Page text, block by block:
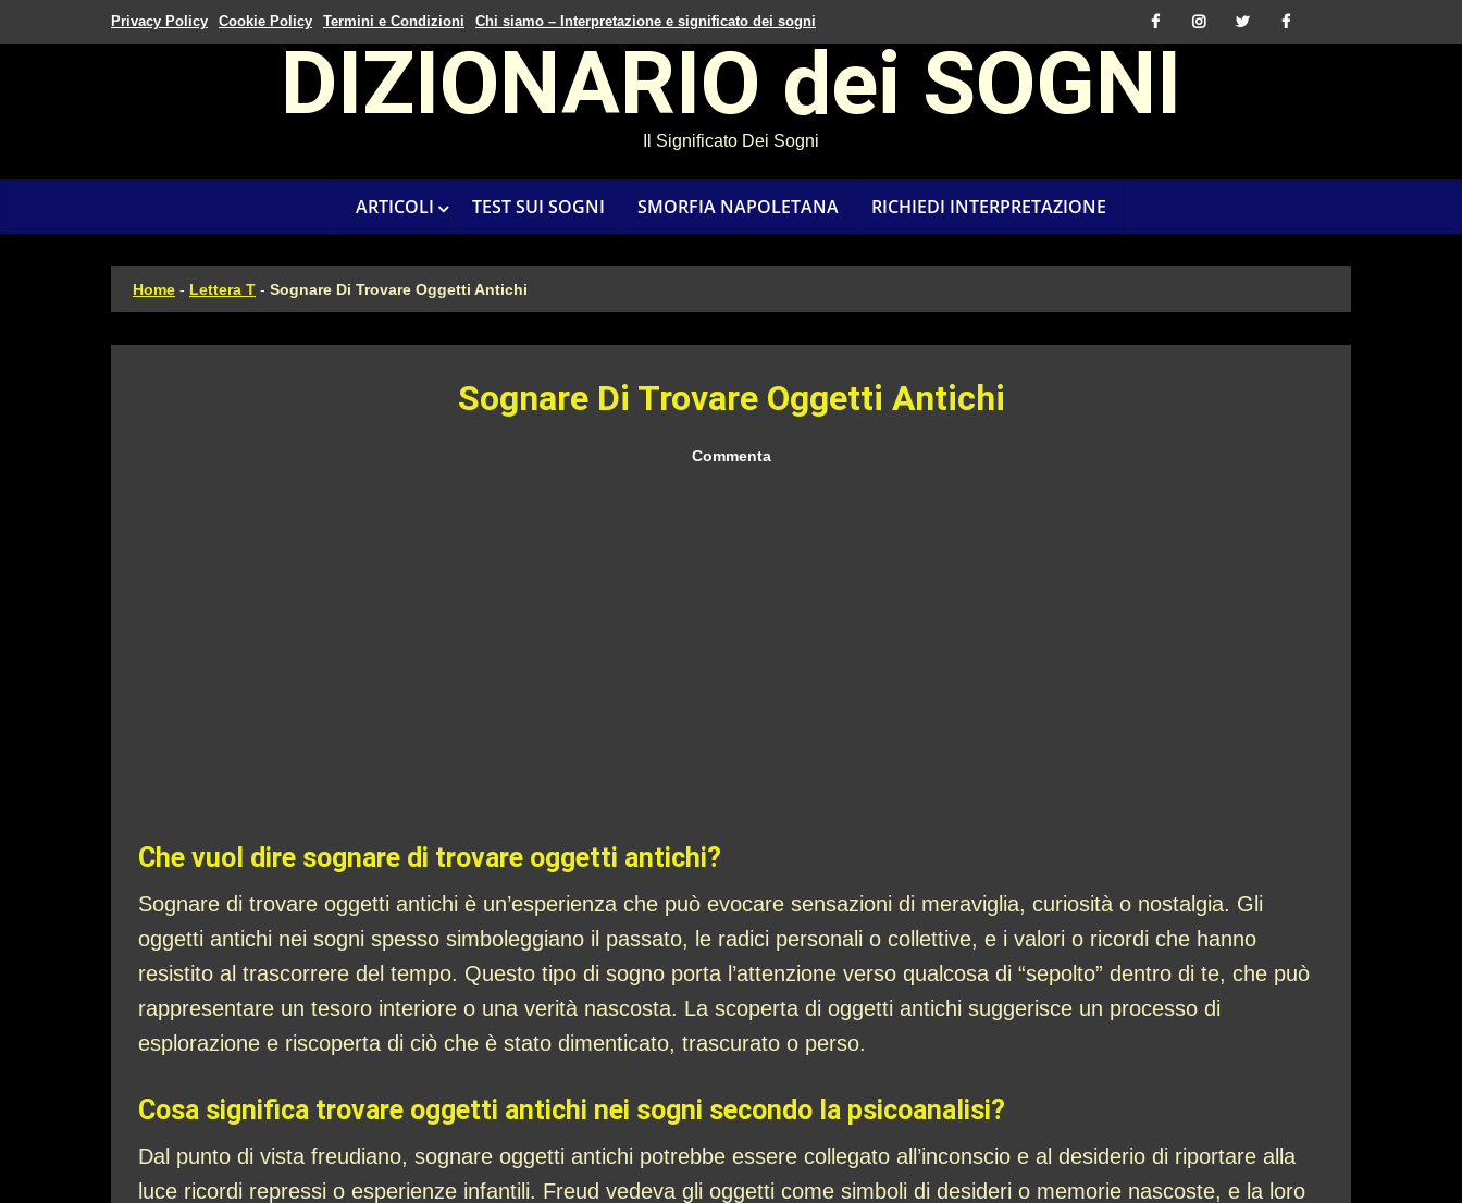
Privacy Policy Cookie Policy Termini e Condizioni Chi siamo – Interpretazione e significato dei sogni
DIZIONARIO dei SOGNI
Il Significato Dei Sogni
ARTICOLI TEST SUI SOGNI SMORFIA NAPOLETANA RICHIEDI INTERPRETAZIONE
Home - Lettera T - Sognare Di Trovare Oggetti Antichi
Sognare Di Trovare Oggetti Antichi
Commenta
Che vuol dire sognare di trovare oggetti antichi?
Sognare di trovare oggetti antichi è un’esperienza che può evocare sensazioni di meraviglia, curiosità o nostalgia. Gli
oggetti antichi nei sogni spesso simboleggiano il passato, le radici personali o collettive, e i valori o ricordi che hanno
resistito al trascorrere del tempo. Questo tipo di sogno porta l’attenzione verso qualcosa di “sepolto” dentro di te, che può
rappresentare un tesoro interiore o una verità nascosta. La scoperta di oggetti antichi suggerisce un processo di
esplorazione e riscoperta di ciò che è stato dimenticato, trascurato o perso.
Cosa significa trovare oggetti antichi nei sogni secondo la psicoanalisi?
Dal punto di vista freudiano, sognare oggetti antichi potrebbe essere collegato all’inconscio e al desiderio di riportare alla
luce ricordi repressi o esperienze infantili. Freud vedeva gli oggetti come simboli di desideri o memorie nascoste, e la loro